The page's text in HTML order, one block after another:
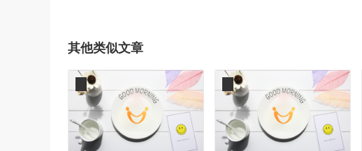
其他类似文章